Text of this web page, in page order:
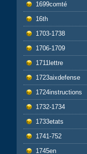
1699comté
16th
1703-1738
1706-1709
1711lettre
1723aixdefense
1724instructions
1732-1734
1733etats
1741-752
1745en